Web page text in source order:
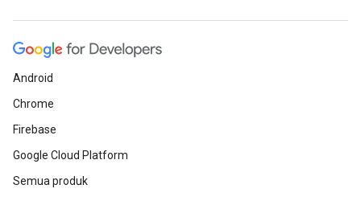
Android
Chrome
Firebase
Google Cloud Platform
Semua produk